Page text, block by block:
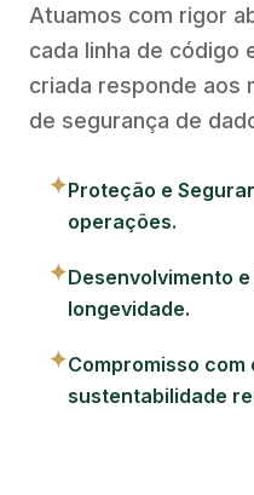
Atuamos com rigor
cada linha de código
criada responde aos
de segurança de
✦Proteção e
operações.
✦Desenvolvimento
longevidade.
✦Compromisso
sustentabilidade